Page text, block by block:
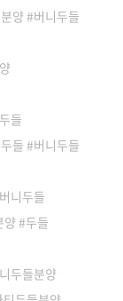
양 #버니두들
들
들 #버니두들
니두들
양 #두들
두들분양